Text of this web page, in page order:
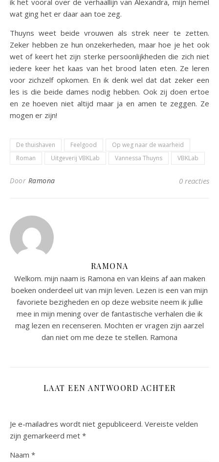
wat ging het er daar aan toe zeg.
Thuyns weet beide vrouwen als strek neer te zetten.
Zeker hebben ze hun onzekerheden, maar hoe je het ook
wet of keert het zijn sterke persoonlijkheden die zich niet
iedere keer het kaas van het brood laten eten. Ze leren
voor zichzelf opkomen. En ik denk wel dat dat zeker een
les is die beide dames nodig hebben. Ook zij doen ertoe
en ze hoeven niet altijd maar ja en amen te zeggen. Ze
mogen er zijn!
De thuishaven Feelgood
Op weg naar de waarheid
Roman
Uitgeverij VBKLab Vannessa Thuyns VBKLab
Door Ramona 0 reacties
RAMONA
Welkom. mijn naam is Ramona en van kleins af aan maken
boeken onderdeel uit van mijn leven. Lezen is een van mijn
favoriete bezigheden en op deze website neem ik jullie
mee in mijn mening over de fantastische verhalen die ik
mag lezen en recenseren. Mochten er vragen zijn aarzel
dan niet om me deze te stellen. Ramona
LAAT EEN ANTWOORD ACHTER
Je e-mailadres wordt niet gepubliceerd. Vereiste velden
zijn gemarkeerd met *
Naam *